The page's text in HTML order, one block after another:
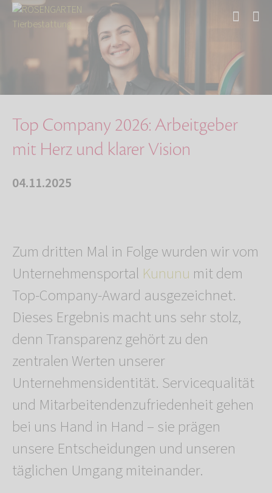
Über uns
Aktuelles
Auszeichnung für Top Arbeitgeber 2026
Top Company 2026: Arbeitgeber
mit Herz und klarer Vision
04.11.2025
Zum dritten Mal in Folge wurden wir vom
Unternehmensportal Kununu mit dem
Top-Company-Award ausgezeichnet.
Dieses Ergebnis macht uns sehr stolz,
denn Transparenz gehört zu den
zentralen Werten unserer
Unternehmensidentität. Servicequalität
und Mitarbeitendenzufriedenheit gehen
bei uns Hand in Hand – sie prägen
unsere Entscheidungen und unseren
täglichen Umgang miteinander.